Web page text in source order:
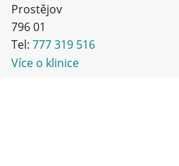
Prostějov
796 01
Tel: 777 319 516
Více o klinice